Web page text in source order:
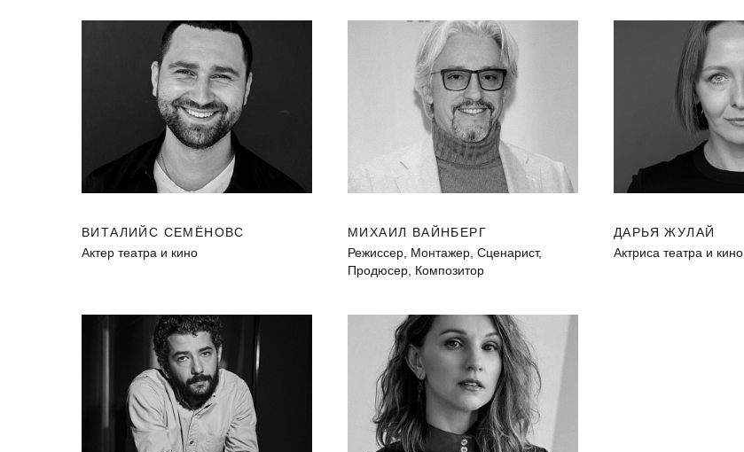
ВИТАЛИЙС СЕМЁНОВС
Актер театра и кино
МИХАИЛ ВАЙНБЕРГ
Режиссер, Монтажер, Сценарист,
Продюсер, Композитор
ДАРЬЯ ЖУЛАЙ
Актриса театра и кино